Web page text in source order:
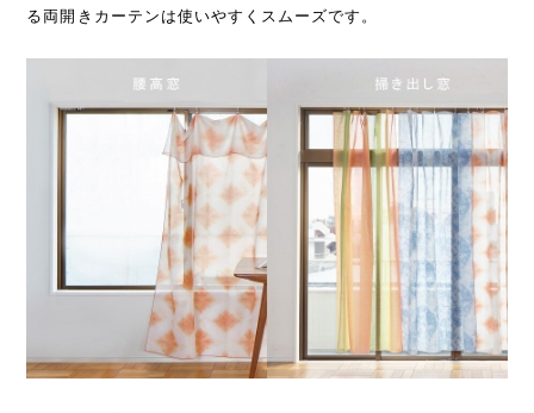
る両開きカーテンは使いやすくスムーズです。